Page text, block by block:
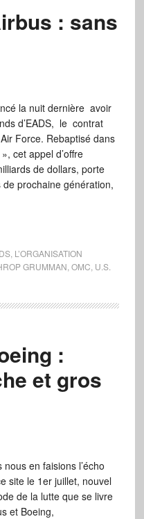
: sans
la nuit dernière avoir
d’EADS, le contrat
Force. Rebaptisé dans
cet appel d’offre
de dollars, porte
prochaine génération,
, L’ORGANISATION
GRUMMAN OMC U.S.
:
et gros
nous en faisions l’écho
site le 1er juillet, nouvel
de la lutte que se livre
et Boeing,